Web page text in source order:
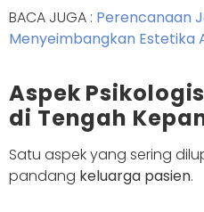
BACA JUGA : Perencanaan
Menyeimbangkan Estetika
Aspek
di Tengah
Satu aspek yang sering
pandang keluarga pasien.